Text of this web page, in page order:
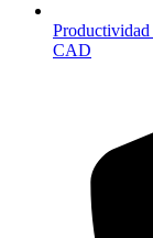
Productividad
CAD